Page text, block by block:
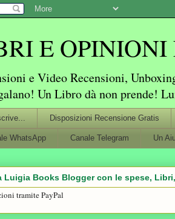
E OPINIONI
e Video Recensioni,
Un Libro dà non prende!
Disposizioni Recensione Gratis
WhatsApp Canale Telegram Un
Luigia Books Blogger con le spese,
tramite PayPal